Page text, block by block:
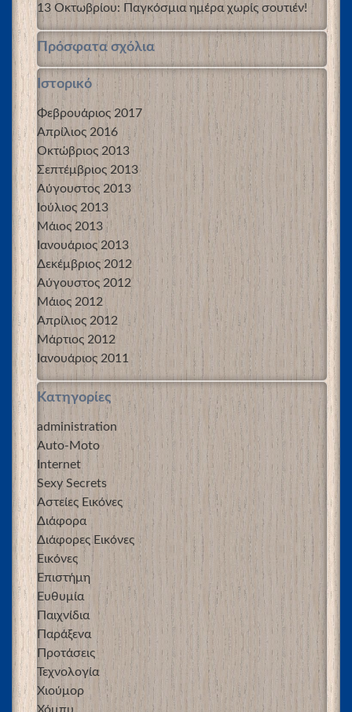
13 Οκτωβρίου: Παγκόσμια ημέρα χωρίς σουτιέν!
Πρόσφατα σχόλια
Ιστορικό
Φεβρουάριος 2017
Απρίλιος 2016
Οκτώβριος 2013
Σεπτέμβριος 2013
Αύγουστος 2013
Ιούλιος 2013
Μάιος 2013
Ιανουάριος 2013
Δεκέμβριος 2012
Αύγουστος 2012
Μάιος 2012
Απρίλιος 2012
Μάρτιος 2012
Ιανουάριος 2011
Kατηγορίες
administration
Auto-Moto
Internet
Sexy Secrets
Αστείες Εικόνες
Διάφορα
Διάφορες Εικόνες
Εικόνες
Επιστήμη
Ευθυμία
Παιχνίδια
Παράξενα
Προτάσεις
Τεχνολογία
Χιούμορ
Χόμπυ